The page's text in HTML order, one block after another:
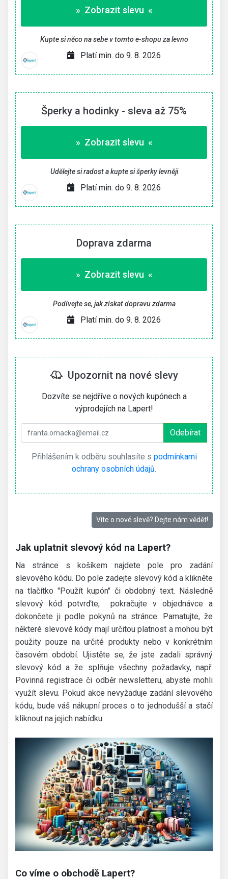
» Zobrazit slevu «
Kupte si něco na sebe v tomto e-shopu za levno
Platí min. do 9. 8. 2026
Šperky a hodinky - sleva až 75%
» Zobrazit slevu «
Udělejte si radost a kupte si šperky levněji
Platí min. do 9. 8. 2026
Doprava zdarma
» Zobrazit slevu «
Podívejte se, jak získat dopravu zdarma
Platí min. do 9. 8. 2026
Upozornit na nové slevy
Dozvíte se nejdříve o nových kupónech a
výprodejích na Lapert!
Přihlášením k odběru souhlasíte s podmínkami
ochrany osobních údajů.
Víte o nové slevě? Dejte nám vědět!
Jak uplatnit slevový kód na Lapert?
Na stránce s košíkem najdete pole pro zadání
slevového kódu. Do pole zadejte slevový kód a klikněte
na tlačítko "Použít kupón" či obdobný text. Následně
slevový kód potvrďte, pokračujte v objednávce a
dokončete ji podle pokynů na stránce. Pamatujte, že
některé slevové kódy mají určitou platnost a mohou být
použity pouze na určité produkty nebo v konkrétním
časovém období. Ujistěte se, že jste zadali správný
slevový kód a že splňuje všechny požadavky, např.
Povinná registrace či odběr newsletteru, abyste mohli
využít slevu. Pokud akce nevyžaduje zadání slevového
kódu, bude váš nákupní proces o to jednodušší a stačí
kliknout na jejich nabídku.
Co víme o obchodě Lapert?